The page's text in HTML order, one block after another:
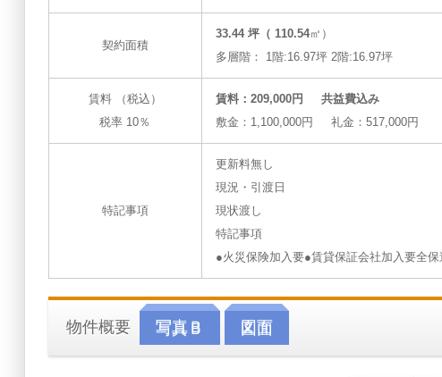
契約面積
33.44 坪（ 110.54㎡）
多層階： 1階:16.97坪 2階:16.97坪
賃料 （税込）
税率 10％
賃料：209,000円 共益費込み
敷金：1,100,000円 礼金：517,000円
特記事項
更新料無し
現況・引渡日
現状渡し
特記事項
●火災保険加入要●賃貸保証会社加入要全
物件概要 写真Ｂ 図面